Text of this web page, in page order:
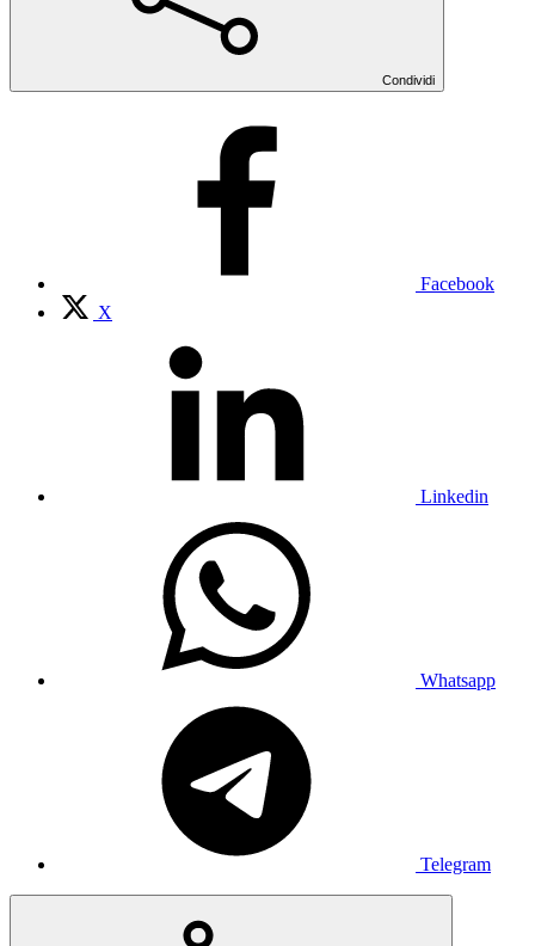
Condividi
Facebook
X
Linkedin
Whatsapp
Telegram